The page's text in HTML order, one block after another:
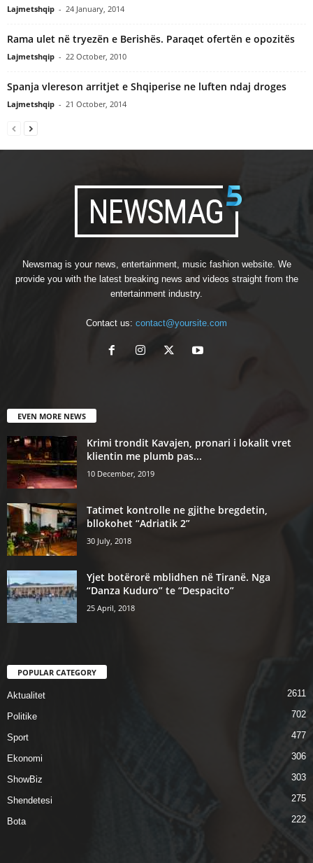
Lajmetshqip - 24 January, 2014
Rama ulet në tryezën e Berishës. Paraqet ofertën e opozitës
Lajmetshqip - 22 October, 2010
Spanja vlereson arritjet e Shqiperise ne luften ndaj droges
Lajmetshqip - 21 October, 2014
Newsmag is your news, entertainment, music fashion website. We
provide you with the latest breaking news and videos straight from the
entertainment industry.
Contact us: contact@yoursite.com
EVEN MORE NEWS
Krimi trondit Kavajen, pronari i lokalit vret
klientin me plumb pas...
10 December, 2019
Tatimet kontrolle ne gjithe bregdetin,
bllokohet “Adriatik 2”
30 July, 2018
Yjet botërorë mblidhen në Tiranë. Nga
“Danza Kuduro” te “Despacito”
25 April, 2018
POPULAR CATEGORY
Aktualitet 2611
Politike 702
Sport 477
Ekonomi 306
ShowBiz 303
Shendetesi 275
Bota 222